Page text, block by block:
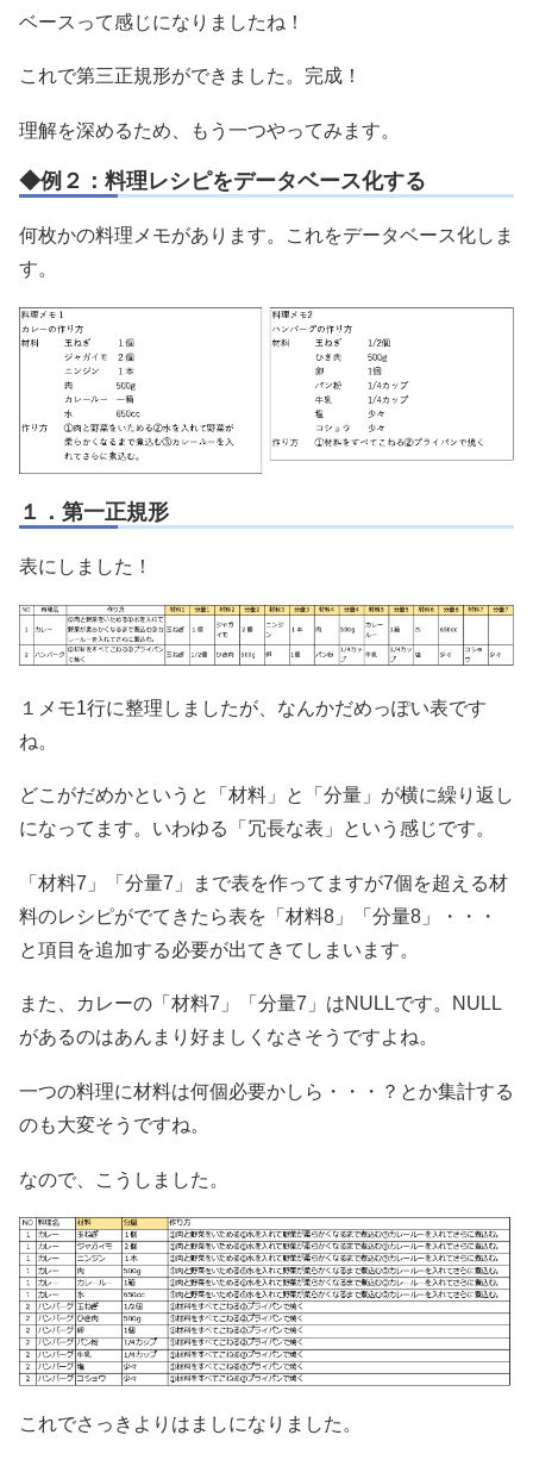
ベースって感じになりましたね！
これで第三正規形ができました。完成！
理解を深めるため、もう一つやってみます。
◆例２：料理レシピをデータベース化する
何枚かの料理メモがあります。これをデータベース化しま
す。
１．第一正規形
表にしました！
１メモ1行に整理しましたが、なんかだめっぽい表です
ね。
どこがだめかというと「材料」と「分量」が横に繰り返し
になってます。いわゆる「冗長な表」という感じです。
「材料7」「分量7」まで表を作ってますが7個を超える材
料のレシピがでてきたら表を「材料8」「分量8」・・・
と項目を追加する必要が出てきてしまいます。
また、カレーの「材料7」「分量7」はNULLです。NULL
があるのはあんまり好ましくなさそうですよね。
一つの料理に材料は何個必要かしら・・・？とか集計する
のも大変そうですね。
なので、こうしました。
これでさっきよりはましになりました。